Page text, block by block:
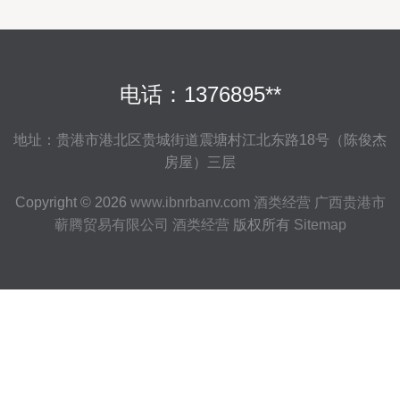
电话：1376895**
地址：贵港市港北区贵城街道震塘村江北东路18号（陈俊杰
房屋）三层
Copyright © 2026 www.ibnrbanv.com 酒类经营 广西贵港市
蕲腾贸易有限公司 酒类经营 版权所有 Sitemap